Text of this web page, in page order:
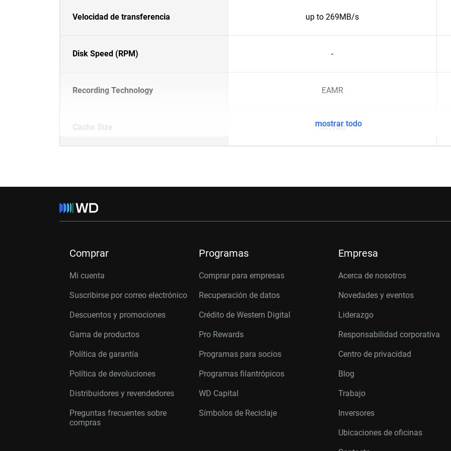
Velocidad de transferencia up to 269MB/s
Disk Speed (RPM) -
Recording Technology EAMR
Cache Size 512MB
mostrar todo
Comprar
Mi cuenta
Suscribirse por correo electrónico
Descuentos y promociones
Gama de productos
Política de garantía
Política de devoluciones
Distribuidores y revendedores
Preguntas frecuentes sobre
compras
Programas
Comprar para empresas
Recuperación de datos
Crédito de Western Digital
Pro Rewards
Programas para socios
Programas filantrópicos
WD Capital
Símbolos de Reciclaje
Empresa
Acerca de nosotros
Novedades y eventos
Liderazgo
Responsabilidad corporativa
Centro de privacidad
Blog
Trabajo
Inversores
Ubicaciones de oficinas